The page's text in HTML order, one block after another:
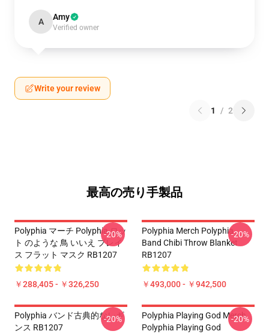
A Amy
Verified owner
Write your review
1 / 2
最高の売り手製品
Polyphia マーチ Polyphia ロッ
ト のような 鳥 いいえ プレイ
ス フラット マスク RB1207
￥288,405 - ￥326,250
-20%
Polyphia Merch Polyphia
Band Chibi Throw Blanket
RB1207
￥493,000 - ￥942,500
-20%
Polyphia バンド古典的なレギ
ンス RB1207
-20%
Polyphia Playing God Merch
Polyphia Playing God
-20%